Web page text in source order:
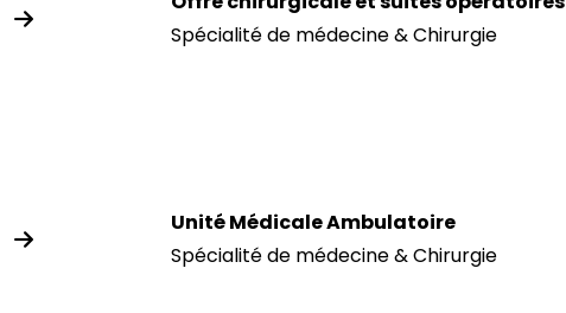
Spécialité de médecine & Chirurgie
Unité Médicale Ambulatoire
Spécialité de médecine & Chirurgie